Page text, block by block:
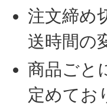
注文締め
送時間の
商品ごと
定めてお